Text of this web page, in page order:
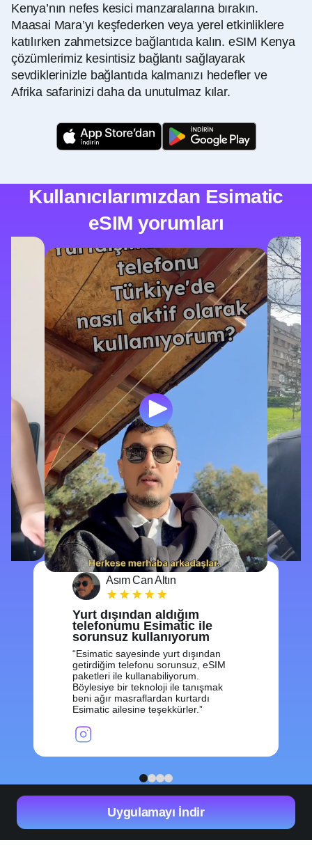
Kenya’nın nefes kesici manzaralarına bırakın.
Maasai Mara’yı keşfederken veya yerel etkinliklere
katılırken zahmetsizce bağlantıda kalın. eSIM Kenya
çözümlerimiz kesintisiz bağlantı sağlayarak
sevdiklerinizle bağlantıda kalmanızı hedefler ve
Afrika safarinizi daha da unutulmaz kılar.
Kullanıcılarımızdan Esimatic
eSIM yorumları
Asım Can Altın
Yurt dışından aldığım
telefonumu Esimatic ile
sorunsuz kullanıyorum
Esimatic sayesinde yurt dışından
getirdiğim telefonu sorunsuz, eSIM
paketleri ile kullanabiliyorum.
Böylesiye bir teknoloji ile tanışmak
beni ağır masraflardan kurtardı
Esimatic ailesine teşekkürler.
1 2 3 4
Uygulamayı İndir